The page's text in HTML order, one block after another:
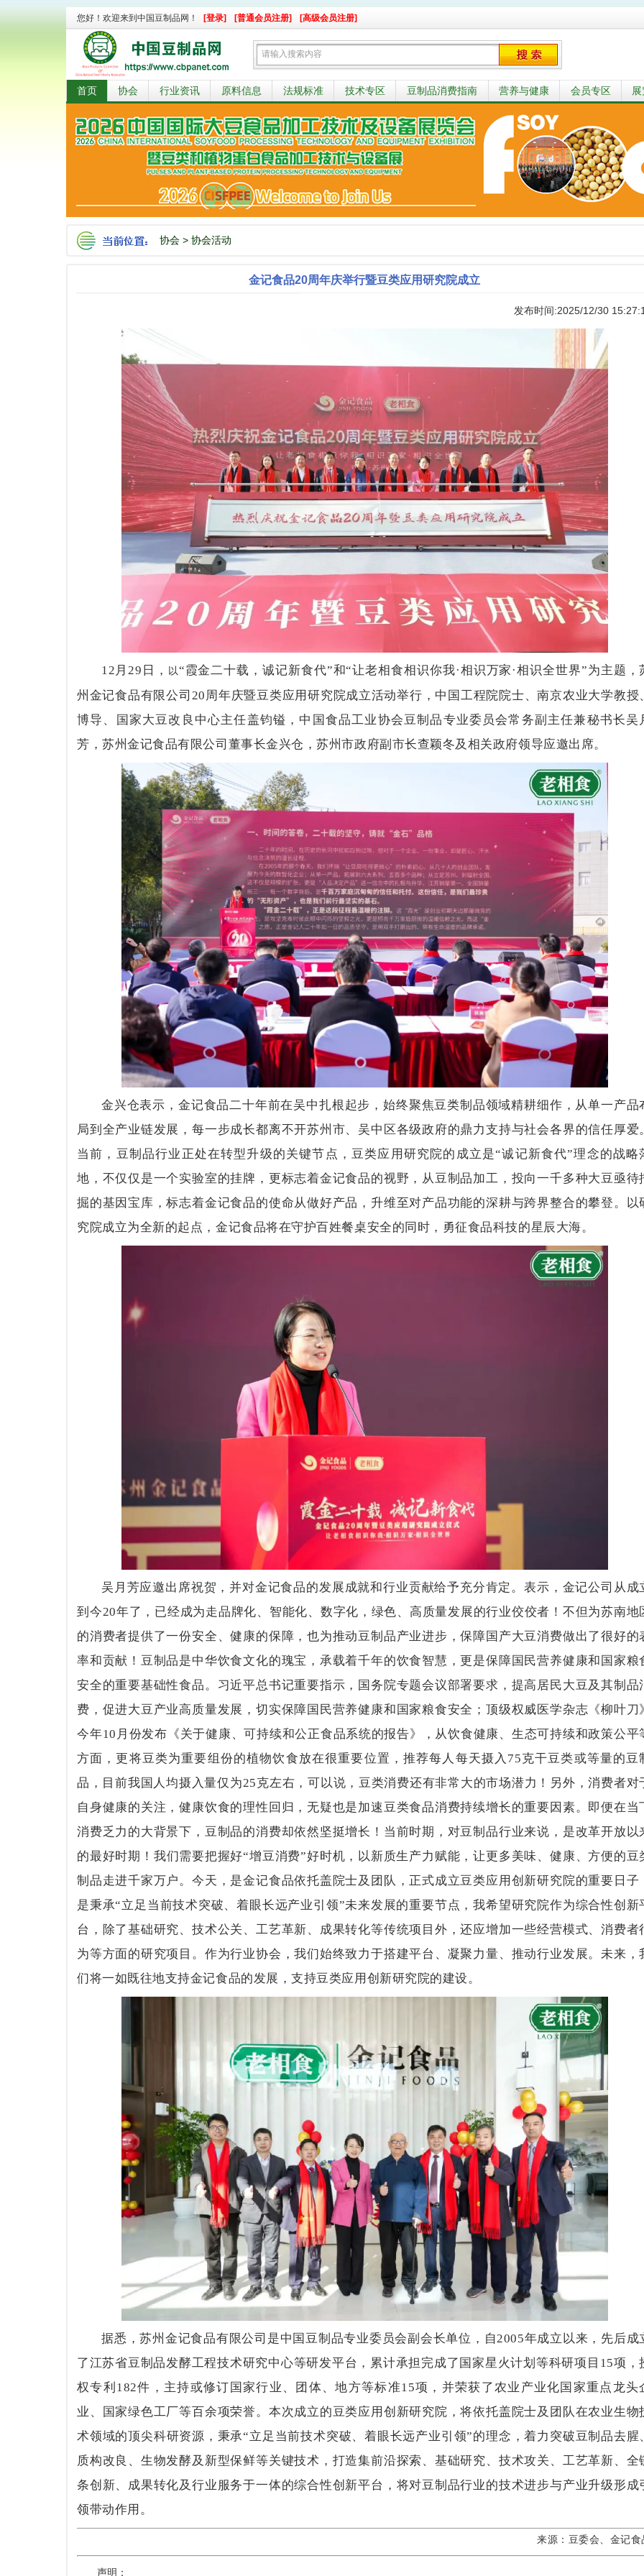
您好！欢迎来到中国豆制品网！ [登录] [普通会员注册] [高级会员注册]
首页 协会 行业资讯 原料信息 法规标准 技术专区 豆制品消费指南 营养与健康 会员专区
协会 > 协会活动
金记食品20周年庆举行暨豆类应用研究院成立
发布时间:2025/12/30
12 月29 日， 以“霞金二十载，诚记新食代”和“让老相食相识你我·相识万家·相识全世界”为主题，
州金记食品有限公司 20 周年庆暨豆类应用研究院成立活动举行，中国工程院院士、南京农业大学教授
博导、国家大豆改良中心主任盖钧镒，中国食品工业协会豆制品专业委员会常务副主任兼秘书长吴
芳 ，苏州金记食品有限公司董事长金兴仓，苏州市政府副市长查颖冬及相关政府领导应邀出席。
金兴仓表示，金记食品二十年前在吴中扎根起步，始终聚焦豆类制品领域精耕细作，从单一产品
局到全产业链发展，每一步成长都离不开苏州市、吴中区各级政府的鼎力支持与社会各界的信任厚爱
当前，豆制品行业正处在转型升级的关键节点，豆类应用研究院的成立是“诚记新食代”理念的战略
地，不仅仅是一个实验室的挂牌，更标志着金记食品的视野，从豆制品加工，投向一千多种大豆亟待
掘的基因宝库，标志着金记食品的使命从做好产品，升维至对产品功能的深耕与跨界整合的攀登。以
究院成立为全新的起点，金记食品将在守护百姓餐桌安全的同时，勇征食品科技的星辰大海。
吴月芳应邀出席祝贺，并对金记食品的发展成就和行业贡献给予充分肯定。表示，金记公司 从成
到今20年了，已经成为走品牌化、智能化、数字化，绿色、高质量发展的行业佼佼者！不但为苏南地
的消费者提供了一份安全、健康的保障，也为推动豆制品产业进步，保障国产大豆消费做出了很好的
率和贡献！ 豆制品是中华饮食文化的瑰宝，承载着千年的饮食智慧，更是保障国民营养健康和国家粮
安全的重要基础性食品。习近平总书记重要指示，国务院专题会议部署要求，提高居民大豆及其制品
费，促进大豆产业高质量发展，切实保障国民营养健康和国家粮食安全；顶级权威医学杂志《柳叶刀
今年10 月份发布《关于健康、可持续和公正食品系统的报告》，从饮食健康、生态可持续和政策公平
方面，更将豆类为重要组份的植物饮食放在很重要位置，推荐每人每天摄入 75克干豆类或等量的豆
品，目前我国人均摄入量仅为25克左右，可以说，豆类消费还有非常大的市场潜力！另外，消费者对
自身健康的关注，健康饮食的理性回归，无疑也是加速豆类食品消费持续增长的重要因素。即便在当
消费乏力的大背景下，豆制品的消费却依然坚挺增长！当前时期，对豆制品行业来说，是改革开放以
的最好时期！我们需要把握好“增豆消费”好时机，以新质生产力赋能，让更多美味、健康、方便的豆
制品走进千家万户。今天，是金记食品依托盖院士及团队，正式成立豆类应用创新研究院的重要日子
是秉承“立足当前技术突破、着眼长远产业引领”未来发展的重要节点，我希望研究院作为综合性创新
台，除了基础研究、技术公关、工艺革新、成果转化等传统项目外，还应增加一些经营模式、消费者
为等方面的研究项目。作为行业协会，我们始终致力于搭建平台、凝聚力量、推动行业发展。未来，
们将一如既往地支持金记食品的发展，支持豆类应用创新研究院的建设。
据悉，苏州金记食品有限公司是中国豆制品专业委员会副会长单位，自2005年成立以来，先后成
了江苏省豆制品发酵工程技术研究中心等研发平台，累计承担完成了国家星火计划等科研项目 15项，
权专利 182件，主持或修订国家行业、团体、地方等标准15项，并荣获了农业产业化国家重点龙头
业、国家绿色工厂等百余项荣誉。本次成立的豆类应用创新研究院，将依托盖院士及团队在农业生物
术领域的顶尖科研资源，秉承“立足当前技术突破、着眼长远产业引领”的理念，着力突破豆制品去腥
质构改良、生物发酵及新型保鲜等关键技术，打造集前沿探索、基础研究、技术攻关、工艺革新、全
条创新、成果转化及行业服务于一体的综合性创新平台，将对豆制品行业的技术进步与产业升级形成
领带动作用。
来源：豆委会、金记食
声明：